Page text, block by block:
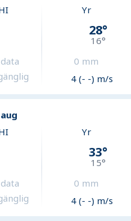
Yr
28°
16°
0 mm
4 (- -) m/s
Yr
33°
15°
0 mm
4 (- -) m/s